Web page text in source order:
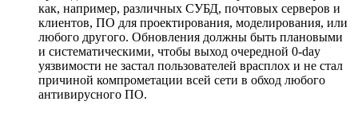
как, например, различных СУБД, почтовых серверов и
клиентов, ПО для проектирования, моделирования, или
любого другого. Обновления должны быть плановыми
и систематическими, чтобы выход очередной 0-day
уязвимости не застал пользователей врасплох и не стал
причиной компрометации всей сети в обход любого
антивирусного ПО.